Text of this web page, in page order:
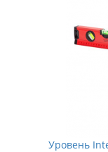
Уровень